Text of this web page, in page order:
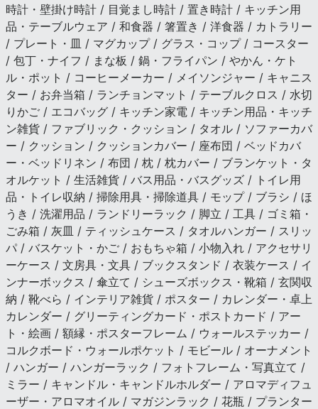
時計・壁掛け時計 / 目覚まし時計 / 置き時計 / キッチン用
品・テーブルウェア / 和食器 / 箸置き / 洋食器 / カトラリー
/ プレート・皿 / マグカップ / グラス・コップ / コースター
/ 包丁・ナイフ / まな板 / 鍋・フライパン / やかん・ケト
ル・ポット / コーヒーメーカー / メイソンジャー / キャニス
ター / お弁当箱 / ランチョンマット / テーブルクロス / 水切
りかご / エコバッグ / キッチン家電 / キッチン用品・キッチ
ン雑貨 / ファブリック・クッション / タオル / ソファーカバ
ー / クッション / クッションカバー / 座布団 / ベッドカバ
ー・ベッドリネン / 布団 / 枕 / 枕カバー / ブランケット・タ
オルケット / 生活雑貨 / バス用品・バスグッズ / トイレ用
品・トイレ収納 / 掃除用具・掃除道具 / モップ / ブラシ / ほ
うき / 洗濯用品 / ランドリーラック / 脚立 / 工具 / ゴミ箱・
ごみ箱 / 灰皿 / ティッシュケース / タオルハンガー / スリッ
パ / バスケット・かご / おもちゃ箱 / 小物入れ / アクセサリ
ーケース / 文房具・文具 / ブックスタンド / 衣装ケース / イ
ンナーボックス / 傘立て / シューズボックス・靴箱 / 玄関収
納 / 靴べら / インテリア雑貨 / ポスター / カレンダー・卓上
カレンダー / グリーティングカード・ポストカード / アー
ト・絵画 / 額縁・ポスターフレーム / ウォールステッカー /
コルクボード・ウォールポケット / モビール / オーナメント
/ ハンガー / ハンガーラック / フォトフレーム・写真立て /
ミラー / キャンドル・キャンドルホルダー / アロマディフュ
ーザー・アロマオイル / マガジンラック / 花瓶 / プランター